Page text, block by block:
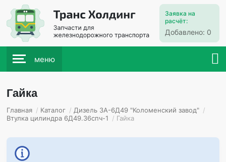
Заявка на
расчёт:
Добавлено: 0
меню
Гайка
Главная / Каталог / Дизель 3А-6Д49 "Коломенский завод" /
Втулка цилиндра 6Д49.36спч-1 / Гайка